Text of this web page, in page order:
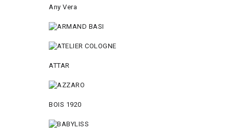
Any Vera
ATTAR
BOIS 1920